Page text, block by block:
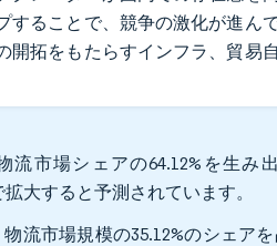
ることで、競争の激化が進ん
拓をもたらすインフラ、貿易
市場シェアの64.12%を生み
大すると予測されています。
流市場規模の35.12%のシェア